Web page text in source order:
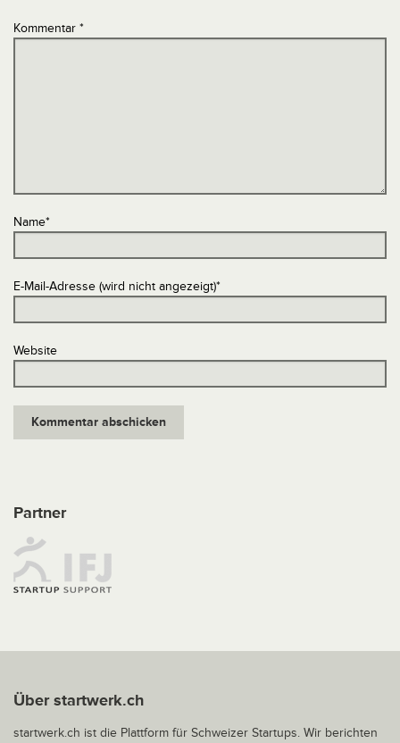
Kommentar *
Name*
E-Mail-Adresse (wird nicht angezeigt)*
Website
Partner
Über startwerk.ch
startwerk.ch ist die Plattform für Schweizer Startups. Wir berichten